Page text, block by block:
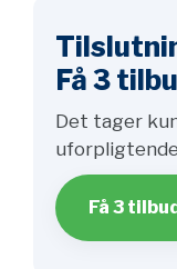
Få 3
Det tager
uforpligtende
Få 3